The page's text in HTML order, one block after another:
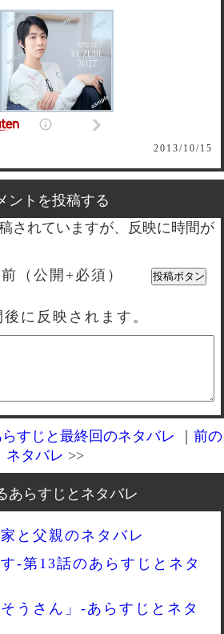
2013/10/15
ントを投稿する
されていますが、反映に時間が
（公開+必須）
に反映されます。
らすじと最終回のネタバレ ｜ 前の
ネタバレ >>
あらすじとネタバレ
と父親のネタバレ
-第13話のあらすじとネタ
うさん」-あらすじとネタ